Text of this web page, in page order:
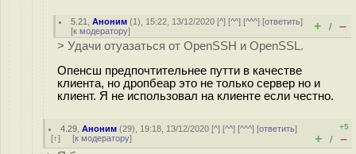
5.21 ,Аноним (1), 15:22, 13/12/2020 [^] [^^] [^^^] [ответить]
[к модератору] + / –
> Удачи отуазаться от OpenSSH и OpenSSL.
Опенсш предпочтительнее путти в качестве
клиента, но дропбеар это не только сервер но и
клиент. Я не использовал на клиенте если честно.
4.29 ,Аноним (29), 19:18, 13/12/2020 [^] [^^] [^^^] [ответить]
[↑] [к модератору]
+5
+ / –